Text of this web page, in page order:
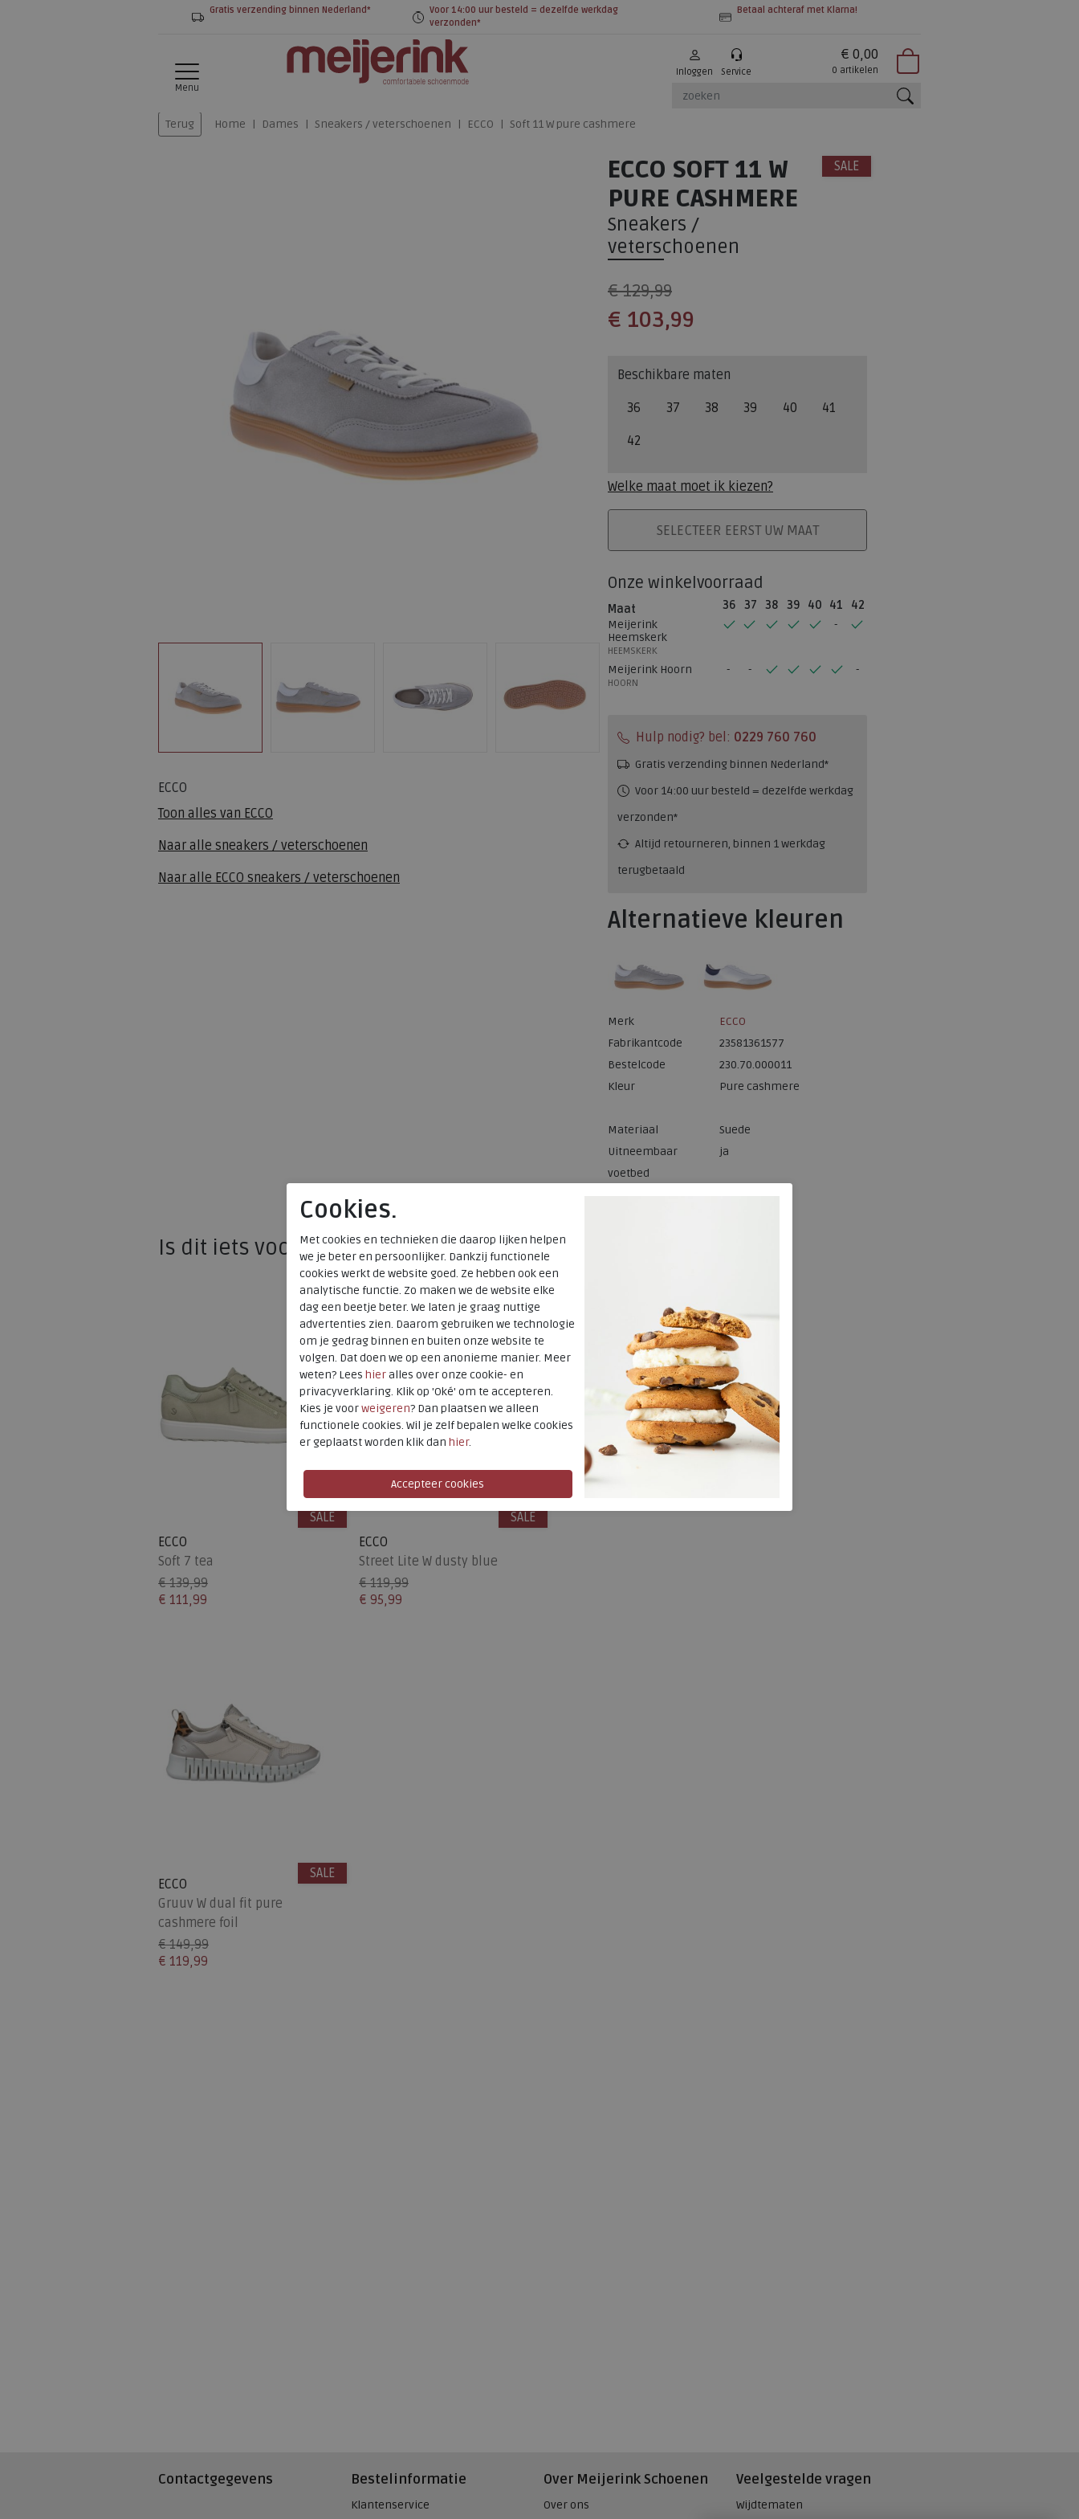
Gratis verzending binnen Nederland*
Voor 14:00 uur besteld = dezelfde werkdag
verzonden*
Betaal achteraf met Klarna!
Menu
Inloggen Service
€ 0,00
0 artikelen
Terug Home Dames Sneakers / veterschoenen ECCO Soft 11 W pure cashmere
ECCO
Toon alles van ECCO
Naar alle sneakers / veterschoenen
Naar alle ECCO sneakers / veterschoenen
SALE
ECCO SOFT 11 W
PURE CASHMERE
Sneakers /
veterschoenen
€ 129,99
€ 103,99
Beschikbare maten
36 37 38 39 40 41
42
Welke maat moet ik kiezen?
PLAATS IN WINKELMAND
SELECTEER EERST UW MAAT
Onze winkelvoorraad
Maat 36 37 38 39 40 41
42
Meijerink
Heemskerk
HEEMSKERK
Meijerink Hoorn
HOORN
Hulp nodig? bel: 0229 760 760
Gratis verzending binnen Nederland*
Voor 14:00 uur besteld = dezelfde werkdag
verzonden*
Altijd retourneren, binnen 1 werkdag
terugbetaald
Alternatieve kleuren
Merk
ECCO
Fabrikantcode
23581361577
Bestelcode
230.70.000011
Kleur
Pure cashmere
Materiaal
Suede
Uitneembaar
voetbed
ja
Is dit iets voor u?
ECCO
Soft 7 tea
€ 139,99
€ 111,99
SALE
ECCO
Street Lite W dusty blue
€ 119,99
€ 95,99
SALE
ECCO
Gruuv W dual fit pure
cashmere foil
€ 149,99
€ 119,99
SALE
Contactgegevens Bestelinformatie
Klantenservice
Over Meijerink Schoenen
Over ons
Veelgestelde vragen
Wijdtematen
Cookies.
Met cookies en technieken die daarop lijken helpen
we je beter en persoonlijker. Dankzij functionele
cookies werkt de website goed. Ze hebben ook een
analytische functie. Zo maken we de website elke
dag een beetje beter. We laten je graag nuttige
advertenties zien. Daarom gebruiken we technologie
om je gedrag binnen en buiten onze website te
volgen. Dat doen we op een anonieme manier. Meer
weten? Lees hieralles over onze cookie- en
privacyverklaring. Klik op 'Oké' om te accepteren.
Kies je voorweigeren? Dan plaatsen we alleen
functionele cookies. Wil je zelf bepalen welke cookies
er geplaatst worden klik dan hier.